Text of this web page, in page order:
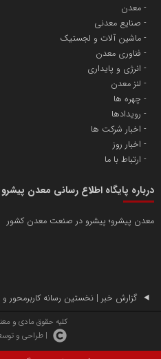
معدن
صنایع معدنی
ماشین آلات و لجستیک
فناوری معدن
انرژی و پایداری
لنز معدن
چهره ها
رویدادها
اخبار شرکت ها
اخبار روز
ارتباط با ما
درباره پایگاه اطلاع رسانی معدن پیشرو
معدن پیشرو؛ پیشرو در صنعت معدن کشور
گزارش خبر | نخستین رسانه کاربرمحور و
کلیه حقوق مادی و
| طراحی و